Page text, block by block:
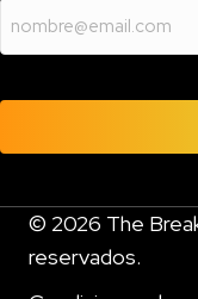
© 2026 The
reservados.